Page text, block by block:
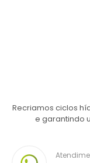
Recriamos ciclos
e garantindo